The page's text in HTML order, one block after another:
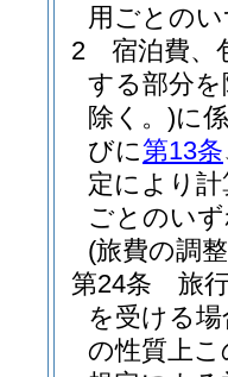
用ごとの
2
宿泊費、
する部分
除く。)に
びに第13条
定により
ごとのい
(旅費の調
第24条
旅
を受ける
の性質上